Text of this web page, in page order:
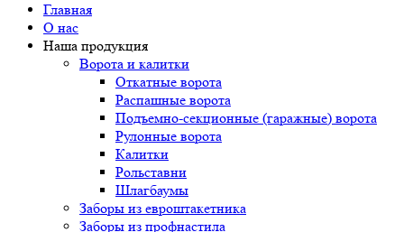
Главная
О нас
Наша продукция
Ворота и калитки
Откатные ворота
Распашные ворота
Подъемно-секционные (гаражные) ворота
Рулонные ворота
Калитки
Рольставни
Шлагбаумы
Заборы из евроштакетника
Заборы из профнастила